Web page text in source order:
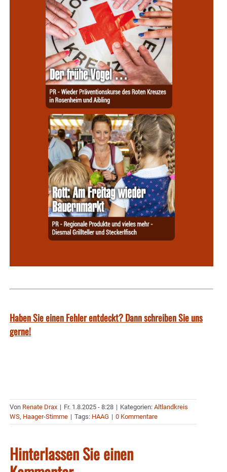
Haben Sie einen Fehler entdeckt? Dann schreiben Sie uns
gerne!
Von Renate Drax | Fr. 1.8.2025 - 8:28 | Kategorien: Altlandkreis
WS, Haager-Stimme | Tags: HAAG | 0 Kommentare
Hinterlassen Sie einen